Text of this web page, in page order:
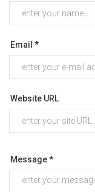
Email *
Website URL
Message *